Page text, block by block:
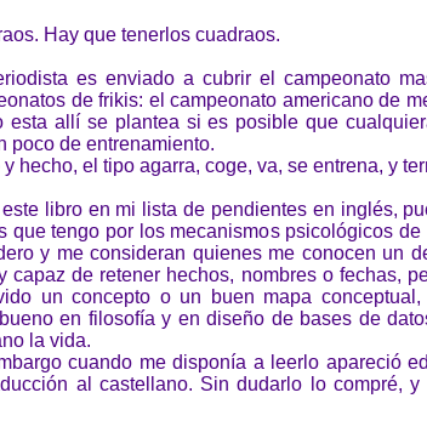
Hay que tenerlos cuadraos.
es enviado a cubrir el campeonato
de frikis: el campeonato americano de
esta allí se plantea si es posible que
poco de entrenamiento.
y hecho, el tipo agarra, coge, va, se entrena, y
libro en mi lista de pendientes en inglés,
que tengo por los mecanismos psicológicos de
y me consideran quienes me conocen un
capaz de retener hechos, nombres o fechas,
un concepto o un buen mapa
en filosofía y en diseño de bases de
la vida.
cuando me disponía a leerlo apareció
al castellano. Sin dudarlo lo compré,